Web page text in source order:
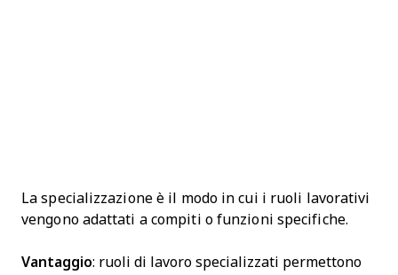
La specializzazione è il modo in cui i ruoli lavorativi
vengono adattati a compiti o funzioni specifiche.
Vantaggio: ruoli di lavoro specializzati permettono